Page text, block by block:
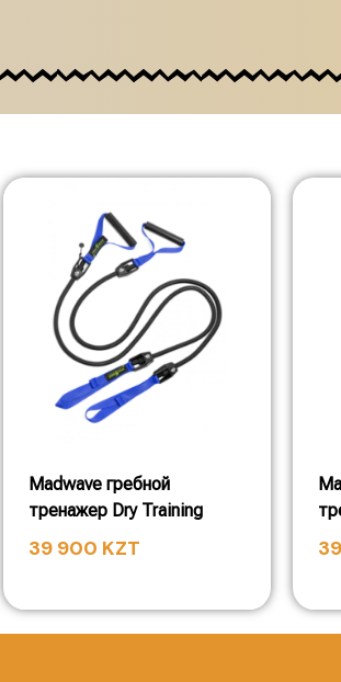
Madwave гребной
тренажер Dry Training
39 900 KZT